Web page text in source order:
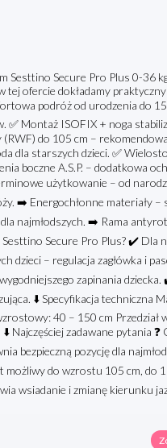
Sesttino Secure Pro Plus 0-36
tej ofercie dokładamy
podróż od urodzenia do
✅ Montaż ISOFIX + noga
do 105 cm –
dla starszych dzieci. ✅
boczne A.S.P. – dodatkowa
użytkowanie – od
➡️ Energochłonne materiały –
najmłodszych. ➡️ Rama
Secure Pro Plus? ✔️ Dla
dzieci – regulacja zagłówka i
zapinania
⬇️ Specyfikacja techniczna
40 – 150 cm Przedział
Najczęściej zadawane pytania ❓
bezpieczną pozycję dla
możliwy do wzrostu 105 cm, do
wsiadanie i zmianę kierunku